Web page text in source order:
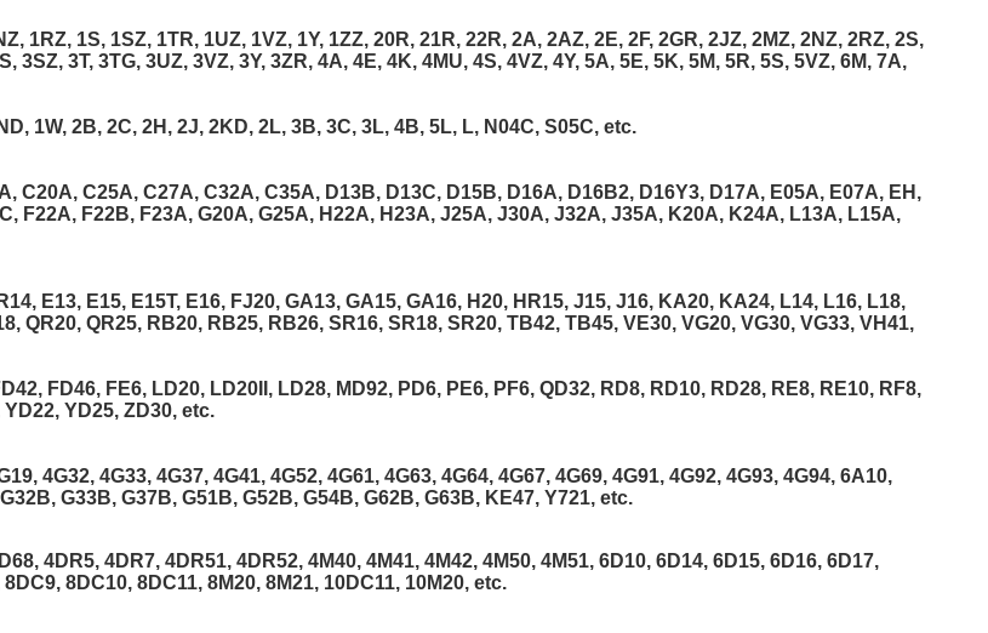
1RZ, 1S, 1SZ, 1TR, 1UZ, 1VZ, 1Y, 1ZZ, 20R, 21R, 22R, 2A, 2AZ, 2E, 2F, 2GR, 2JZ, 2MZ, 2NZ, 2RZ, 2S,
3SZ, 3T, 3TG, 3UZ, 3VZ, 3Y, 3ZR, 4A, 4E, 4K, 4MU, 4S, 4VZ, 4Y, 5A, 5E, 5K, 5M, 5R, 5S, 5VZ, 6M, 7A,
1W, 2B, 2C, 2H, 2J, 2KD, 2L, 3B, 3C, 3L, 4B, 5L, L, N04C, S05C, etc.
C25A, C27A, C32A, C35A, D13B, D13C, D15B, D16A, D16B2, D16Y3, D17A, E05A, E07A, EH,
F22A, F22B, F23A, G20A, G25A, H22A, H23A, J25A, J30A, J32A, J35A, K20A, K24A, L13A, L15A,
E13, E15, E15T, E16, FJ20, GA13, GA15, GA16, H20, HR15, J15, J16, KA20, KA24, L14, L16, L18,
QR20, QR25, RB20, RB25, RB26, SR16, SR18, SR20, TB42, TB45, VE30, VG20, VG30, VG33, VH41,
FD46, FE6, LD20, LD20II, LD28, MD92, PD6, PE6, PF6, QD32, RD8, RD10, RD28, RE8, RE10, RF8,
YD25, ZD30, etc.
4G32, 4G33, 4G37, 4G41, 4G52, 4G61, 4G63, 4G64, 4G67, 4G69, 4G91, 4G92, 4G93, 4G94, 6A10,
G33B, G37B, G51B, G52B, G54B, G62B, G63B, KE47, Y721, etc.
4DR5, 4DR7, 4DR51, 4DR52, 4M40, 4M41, 4M42, 4M50, 4M51, 6D10, 6D14, 6D15, 6D16, 6D17,
8DC10, 8DC11, 8M20, 8M21, 10DC11, 10M20, etc.